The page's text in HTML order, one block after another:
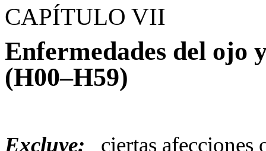
CAPÍTULO VII
Enfermedades del ojo
(H00–H59)
Excluye:
ciertas afecciones